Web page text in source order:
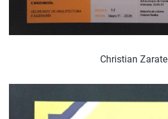
Christian Zarate